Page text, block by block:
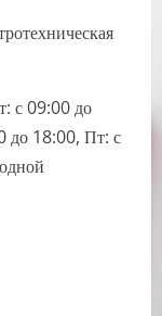
с 09:00 до
до 18:00, Пт: с